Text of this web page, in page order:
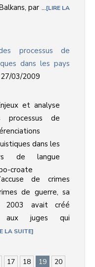
par ... LIRE LA
processus de
dans les pays
27/03/2009
de crimes
de guerre, sa
2003 avait créé
aux juges qui
LA SUITE
17 18 19
20